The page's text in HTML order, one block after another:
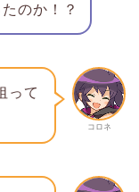
のか！？
コロネ
って